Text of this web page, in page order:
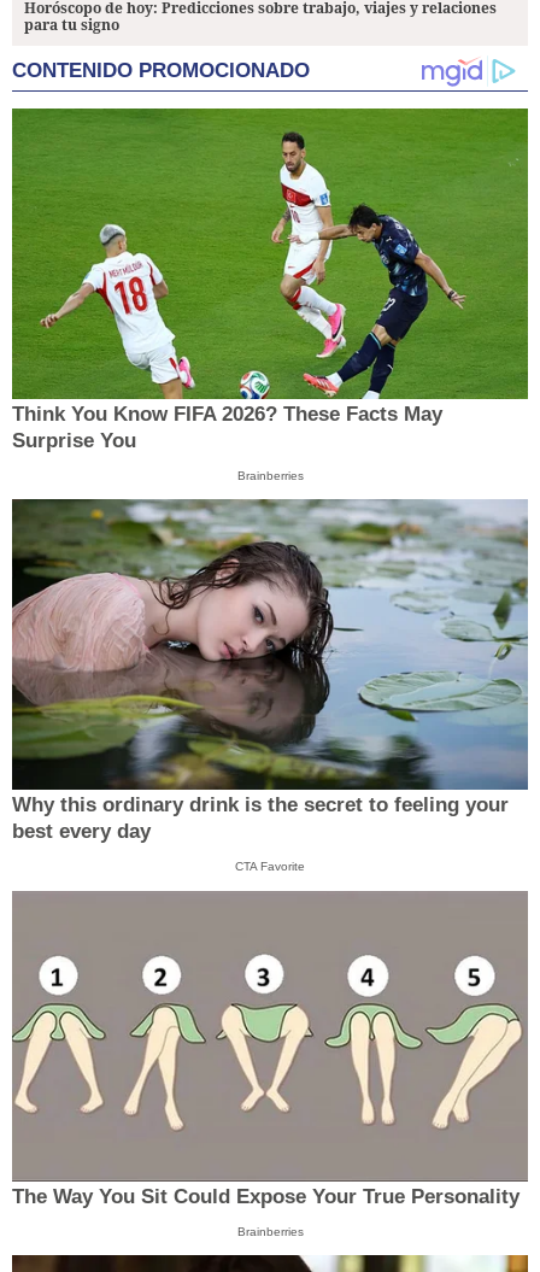
Horóscopo de hoy: Predicciones sobre trabajo, viajes y relaciones
para tu signo
CONTENIDO PROMOCIONADO
Think You Know FIFA 2026? These Facts May
Surprise You
Brainberries
Why this ordinary drink is the secret to feeling your
best every day
CTA Favorite
The Way You Sit Could Expose Your True Personality
Brainberries